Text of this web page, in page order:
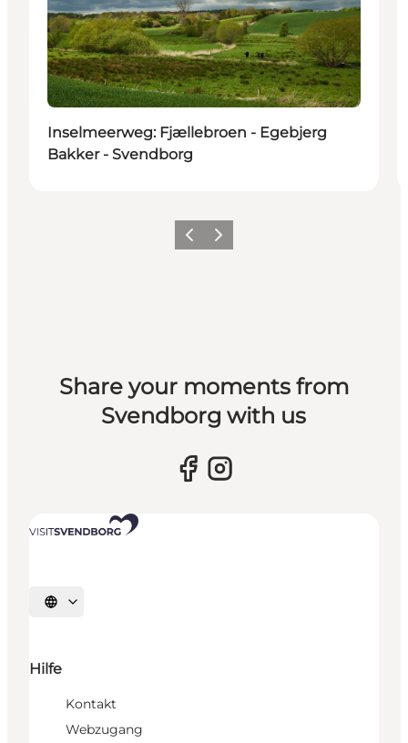
Inselmeerweg: Fjællebroen - Egebjerg
Bakker - Svendborg
Vorherige Folie
Nächste Folie
Share your moments from
Svendborg with us
Sprache auswählen
Hilfe
Kontakt
Webzugang